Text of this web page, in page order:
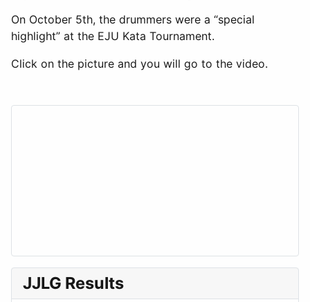
On October 5th, the drummers were a “special
highlight” at the EJU Kata Tournament.
Click on the picture and you will go to the video.
JJLG Results